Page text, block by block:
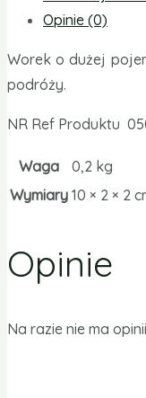
Opinie (0)
Worek o dużej
podróży.
NR Ref Produktu
Waga
0,2 kg
Wymiary 10 × 2 × 2
Opinie
Na razie nie ma